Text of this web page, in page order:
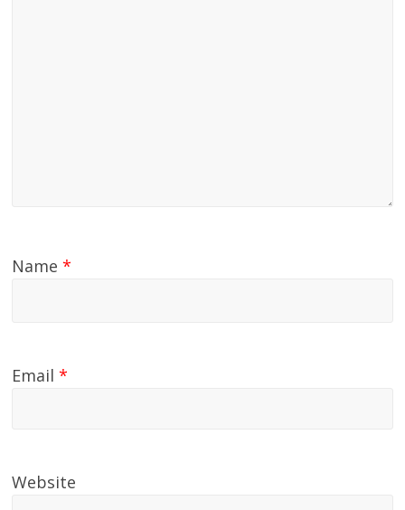
Name*
Email*
Website